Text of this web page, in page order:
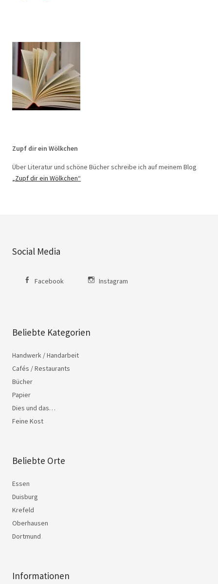
Zupf dir ein Wölkchen
Über Literatur und schöne Bücher schreibe ich auf meinem Blog
„Zupf dir ein Wölkchen“
Social Media
Facebook Instagram
Beliebte Kategorien
Handwerk / Handarbeit
Cafés / Restaurants
Bücher
Papier
Dies und das…
Feine Kost
Beliebte Orte
Essen
Duisburg
Krefeld
Oberhausen
Dortmund
Informationen